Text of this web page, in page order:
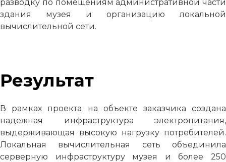
разводку по помещениям административной части
здания музея и организацию локальной
вычислительной сети.
Результат
В рамках проекта на объекте заказчика создана
надежная инфраструктура электропитания,
выдерживающая высокую нагрузку потребителей.
Локальная вычислительная сеть объединила
серверную инфраструктуру музея и более 250